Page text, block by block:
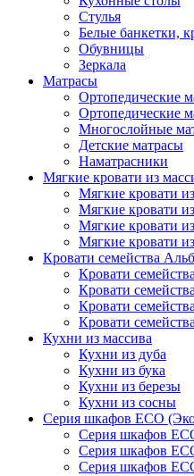
Стулья
Белые банкетки,
Обувницы
Зеркала
Матрасы
Ортопедические
Ортопедические
Многослойные
Детские матрасы
Наматрасники
Мягкие кровати из
Мягкие кровати
Мягкие кровати
Мягкие кровати
Мягкие кровати
Кровати семейства
Кровати
Кровати
Кровати
Кровати
Кухни из массива
Кухни из дуба
Кухни из бука
Кухни из березы
Кухни из сосны
Серия шкафов ECO
Серия шкафов
Серия шкафов
Серия шкафов